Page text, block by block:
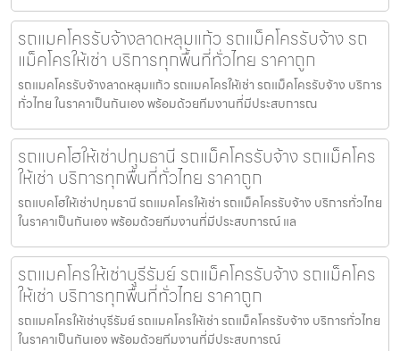
รถแมคโครรับจ้างลาดหลุมแก้ว รถแม็คโครรับจ้าง รถ
แม็คโครให้เช่า บริการทุกพื้นที่ทั่วไทย ราคาถูก
รถแมคโครรับจ้างลาดหลุมแก้ว รถแมคโครให้เช่า รถแม็คโครรับจ้าง บริการ
ทั่วไทย ในราคาเป็นกันเอง พร้อมด้วยทีมงานที่มีประสบการณ
รถแบคโฮให้เช่าปทุมธานี รถแม็คโครรับจ้าง รถแม็คโคร
ให้เช่า บริการทุกพื้นที่ทั่วไทย ราคาถูก
รถแบคโฮให้เช่าปทุมธานี รถแมคโครให้เช่า รถแม็คโครรับจ้าง บริการทั่วไทย
ในราคาเป็นกันเอง พร้อมด้วยทีมงานที่มีประสบการณ์ แล
รถแมคโครให้เช่าบุรีรัมย์ รถแม็คโครรับจ้าง รถแม็คโคร
ให้เช่า บริการทุกพื้นที่ทั่วไทย ราคาถูก
รถแมคโครให้เช่าบุรีรัมย์ รถแมคโครให้เช่า รถแม็คโครรับจ้าง บริการทั่วไทย
ในราคาเป็นกันเอง พร้อมด้วยทีมงานที่มีประสบการณ์